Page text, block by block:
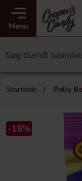
Menu
Startside Polly
-18%